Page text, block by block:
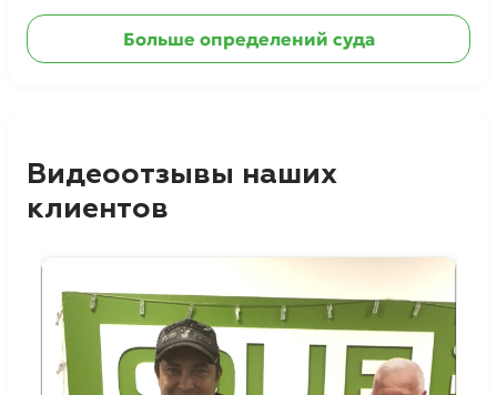
Больше определений суда
Видеоотзывы наших
клиентов